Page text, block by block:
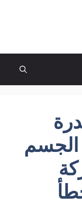
الجسم